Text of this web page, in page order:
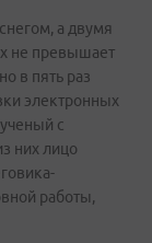
а двумя
не превышает
в пять раз
электронных
с
них лицо
работы,